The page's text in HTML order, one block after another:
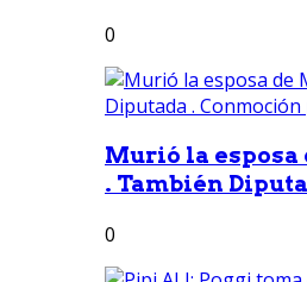
0
Murió la
. También
0